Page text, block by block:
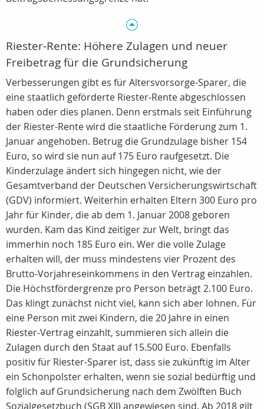
Riester-Rente: Höhere Zulagen und neuer
Freibetrag für die Grundsicherung
Verbesserungen gibt es für Altersvorsorge-Sparer, die
eine staatlich geförderte Riester-Rente abgeschlossen
haben oder dies planen. Denn erstmals seit Einführung
der Riester-Rente wird die staatliche Förderung zum 1.
Januar angehoben. Betrug die Grundzulage bisher 154
Euro, so wird sie nun auf 175 Euro raufgesetzt. Die
Kinderzulage ändert sich hingegen nicht, wie der
Gesamtverband der Deutschen Versicherungswirtschaft
(GDV) informiert. Weiterhin erhalten Eltern 300 Euro pro
Jahr für Kinder, die ab dem 1. Januar 2008 geboren
wurden. Kam das Kind zeitiger zur Welt, bringt das
immerhin noch 185 Euro ein. Wer die volle Zulage
erhalten will, der muss mindestens vier Prozent des
Brutto-Vorjahreseinkommens in den Vertrag einzahlen.
Die Höchstfördergrenze pro Person beträgt 2.100 Euro.
Das klingt zunächst nicht viel, kann sich aber lohnen. Für
eine Person mit zwei Kindern, die 20 Jahre in einen
Riester-Vertrag einzahlt, summieren sich allein die
Zulagen durch den Staat auf 15.500 Euro. Ebenfalls
positiv für Riester-Sparer ist, dass sie zukünftig im Alter
ein Schonpolster erhalten, wenn sie sozial bedürftig und
folglich auf Grundsicherung nach dem Zwölften Buch
Sozialgesetzbuch (SGB XII) angewiesen sind. Ab 2018 gilt